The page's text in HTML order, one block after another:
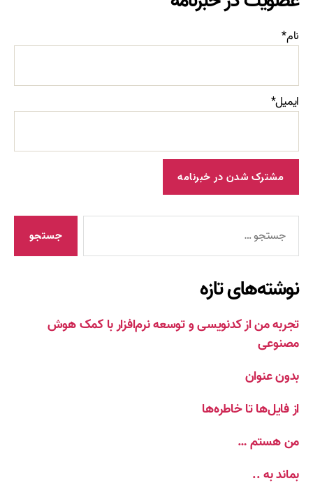
نام*
ایمیل*
نوشته‌های تازه
تجربه من از کدنویسی و توسعه نرم‌افزار با کمک هوش
مصنوعی
بدون عنوان
از فایل‌ها تا خاطره‌ها
من هستم …
بماند به ..